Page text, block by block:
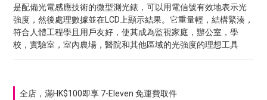
是配備光電感應技術的微型測光錶，可以用電信號有效地表示光
強度，然後處理數據並在LCD上顯示結果。它重量輕，結構緊湊，
符合人體工程學且用戶友好，使其成為監視家庭，辦公室，學
校，實驗室，室內農場，醫院和其他區域的光強度的理想工具
全店，滿HK$100即享 7-Eleven 免運費取件